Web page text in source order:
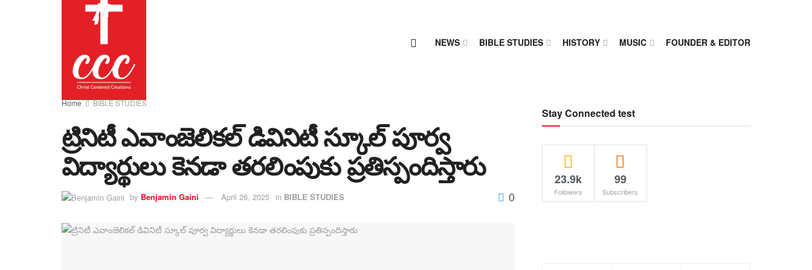
NEWS BIBLE STUDIES HISTORY MUSIC FOUNDER & EDITOR
Home BIBLE STUDIES
ట్రినిటీ ఎవాంజెలికల్ డివినిటీ స్కూల్ పూర్వ
విద్యార్థులు కెనడా తరలింపుకు ప్రతిస్పందిస్తారు
by Benjamin Gaini April 26, 2025 in BIBLE STUDIES 0
Stay Connected test
23.9k
Followers
99
Subscribers